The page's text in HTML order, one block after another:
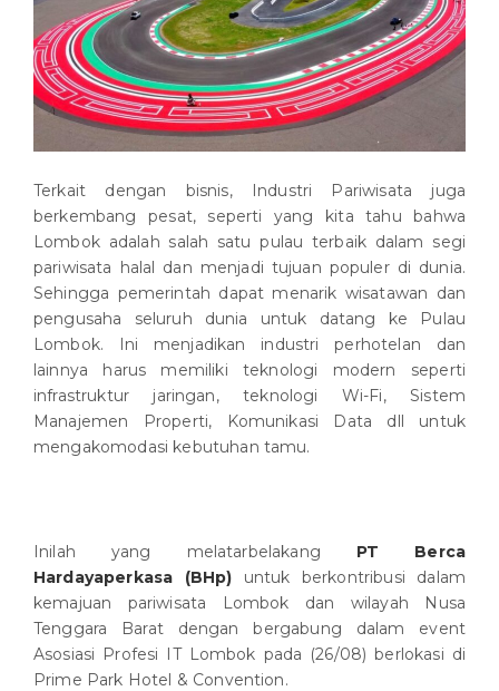
Terkait dengan bisnis, Industri Pariwisata juga
berkembang pesat, seperti yang kita tahu bahwa
Lombok adalah salah satu pulau terbaik dalam segi
pariwisata halal dan menjadi tujuan populer di dunia.
Sehingga pemerintah dapat menarik wisatawan dan
pengusaha seluruh dunia untuk datang ke Pulau
Lombok. Ini menjadikan industri perhotelan dan
lainnya harus memiliki teknologi modern seperti
infrastruktur jaringan, teknologi Wi-Fi, Sistem
Manajemen Properti, Komunikasi Data dll untuk
mengakomodasi kebutuhan tamu.
Inilah yang melatarbelakang PT Berca
Hardayaperkasa (BHp) untuk berkontribusi dalam
kemajuan pariwisata Lombok dan wilayah Nusa
Tenggara Barat dengan bergabung dalam event
Asosiasi Profesi IT Lombok pada (26/08) berlokasi di
Prime Park Hotel & Convention.